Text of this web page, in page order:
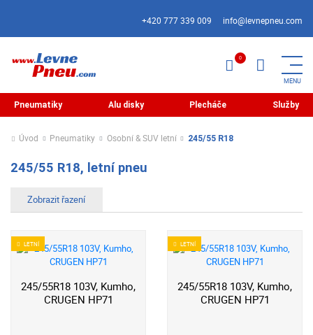
+420 777 339 009 info@levnepneu.com
Pneumatiky Alu disky Plecháče Služby
Úvod Pneumatiky Osobní & SUV letní 245/55 R18
245/55 R18, letní pneu
LETNÍ
245/55R18 103V, Kumho,
CRUGEN HP71
LETNÍ
245/55R18 103V, Kumho,
CRUGEN HP71